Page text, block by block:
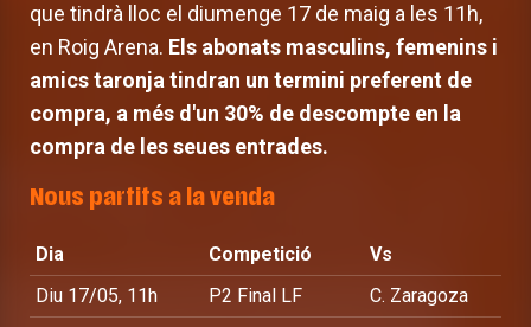
que tindrà lloc el diumenge 17 de maig a les 11h,
en Roig Arena. Els abonats masculins, femenins i
amics taronja tindran un termini preferent de
compra, a més d'un 30% de descompte en la
compra de les seues entrades.
Nous partits a la venda
Dia Competició
Vs
Diu 17/05, 11h
P2 Final LF C. Zaragoza